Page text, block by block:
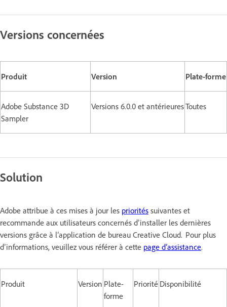
Versions concernées
Produit Version Plate-forme
Adobe Substance 3D
Sampler
Versions 6.0.0 et antérieuresToutes
Solution
Adobe attribue à ces mises à jour les priorités suivantes et
recommande aux utilisateurs concernés d’installer les dernières
versions grâce à l’application de bureau Creative Cloud. Pour plus
d’informations, veuillez vous référer à cette page d’assistance.
Produit Version Plate-
forme
Priorité Disponibilité